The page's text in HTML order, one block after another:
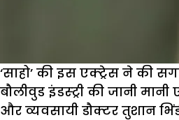
‘साहो’ की इस एक्ट्रेस ने की
बौलीवुड इंडस्ट्री की जानी
और व्यवसायी डौक्टर तुशान